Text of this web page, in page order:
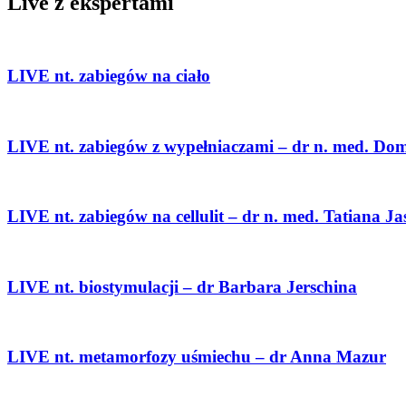
LIVE nt. zabiegów na ciało
LIVE nt. zabiegów z wypełniaczami – dr n. med.
LIVE nt. zabiegów na cellulit – dr n. med. Tatiana
LIVE nt. biostymulacji – dr Barbara Jerschina
LIVE nt. metamorfozy uśmiechu – dr Anna Mazur